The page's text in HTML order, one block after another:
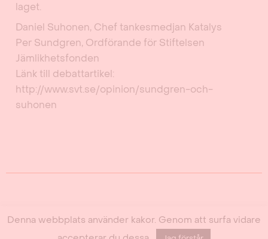
laget.
Daniel Suhonen, Chef tankesmedjan Katalys
Per Sundgren, Ordförande för Stiftelsen
Jämlikhetsfonden
Länk till debattartikel:
http://www.svt.se/opinion/sundgren-och-
suhonen
Katalys på sociala medier
Denna webbplats använder kakor. Genom att surfa vidare